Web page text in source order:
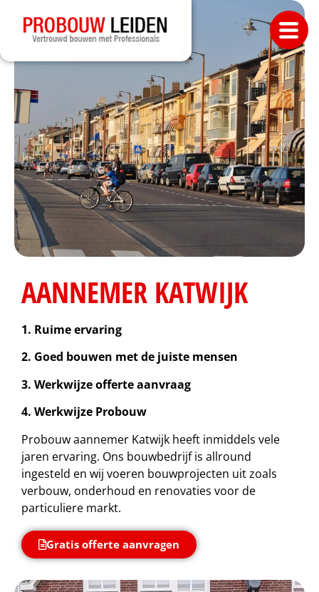
AANNEMER KATWIJK
1. Ruime ervaring
2. Goed bouwen met de juiste mensen
3. Werkwijze offerte aanvraag
4. Werkwijze Probouw
Probouw aannemer Katwijk heeft inmiddels vele
jaren ervaring. Ons bouwbedrijf is allround
ingesteld en wij voeren bouwprojecten uit zoals
verbouw, onderhoud en renovaties voor de
particuliere markt.
Gratis offerte aanvragen